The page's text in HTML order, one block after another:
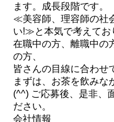
ます。成長段階です。
≪美容師、理容師の社
い!≫と本気で考えてお
在職中の方、離職中の
の方、
皆さんの目線に合わせ
まずは、お茶を飲みな
(^^) ご応募後、是非、
ださい。
会社情報